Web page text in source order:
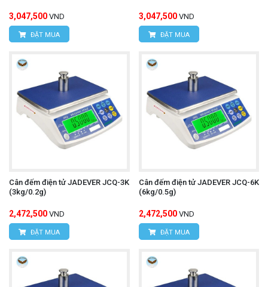
3,047,500 VND
ĐẶT MUA
3,047,500 VND
ĐẶT MUA
Cân đếm điện tử JADEVER JCQ-3K
(3kg/0.2g)
2,472,500 VND
ĐẶT MUA
Cân đếm điện tử JADEVER JCQ-6K
(6kg/0.5g)
2,472,500 VND
ĐẶT MUA